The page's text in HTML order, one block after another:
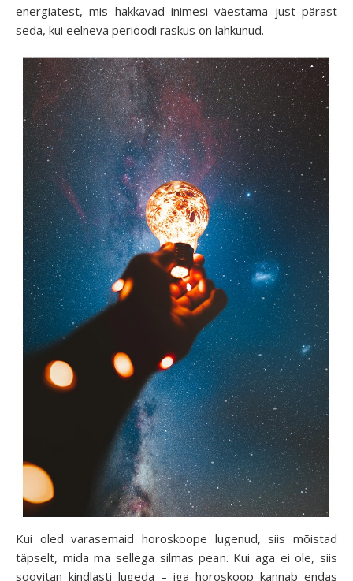
energiatest, mis hakkavad inimesi väestama just pärast
seda, kui eelneva perioodi raskus on lahkunud.
Kui oled varasemaid horoskoope lugenud, siis mõistad
täpselt, mida ma sellega silmas pean. Kui aga ei ole, siis
soovitan kindlasti lugeda – iga horoskoop kannab endas